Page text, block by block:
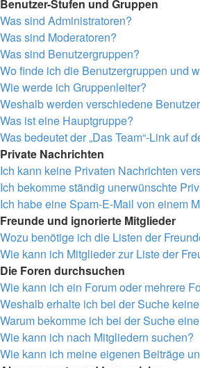
Benutzer-Stufen und Gruppen
Was sind Administratoren?
Was sind Moderatoren?
Was sind Benutzergruppen?
Wo finde ich die Benutzergruppen und
Wie werde ich Gruppenleiter?
Weshalb werden verschiedene
Was ist eine Hauptgruppe?
Was bedeutet der „Das Team“-Link auf
Private Nachrichten
Ich kann keine Privaten Nachrichten
Ich bekomme ständig unerwünschte
Ich habe eine Spam-E-Mail von einem
Freunde und ignorierte Mitglieder
Wozu benötige ich die Listen der
Wie kann ich Mitglieder zur Liste der
Die Foren durchsuchen
Wie kann ich ein Forum oder mehrere
Weshalb erhalte ich bei der Suche
Warum bekomme ich bei der Suche
Wie kann ich nach Mitgliedern suchen?
Wie kann ich meine eigenen Beiträge